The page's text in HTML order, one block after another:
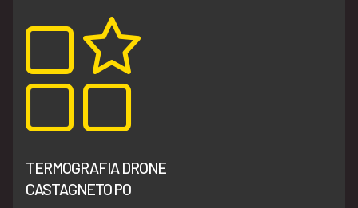
TERMOGRAFIA DRONE
CASTAGNETO PO